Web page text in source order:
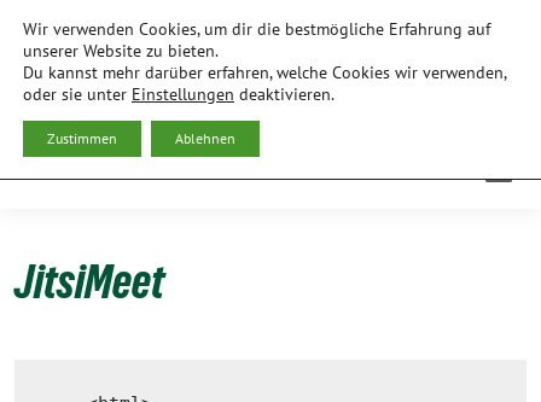
zum
Inhalt
BÜNDNIS 90/DIE GRÜNEN
ORTSVERBAND FREISING
JitsiMeet
Wir verwenden Cookies, um dir die bestmögliche Erfahrung auf
unserer Website zu bieten.
Du kannst mehr darüber erfahren, welche Cookies wir verwenden,
oder sie unter Einstellungen deaktivieren.
Zustimmen Ablehnen